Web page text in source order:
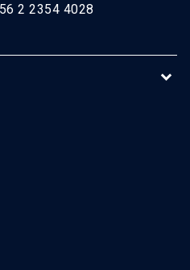
2 2354 4028